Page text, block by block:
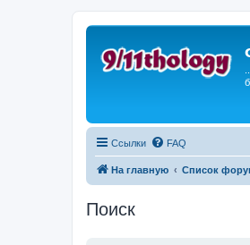
Ссылки FAQ
На главную Список
Поиск